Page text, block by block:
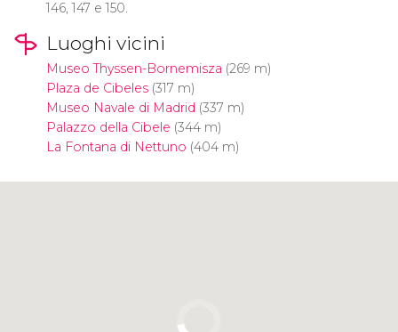
146, 147 e 150.
Luoghi vicini
Museo Thyssen-Bornemisza (269 m)
Plaza de Cibeles(317 m)
Museo Navale di Madrid (337 m)
Palazzo della Cibele (344 m)
La Fontana di Nettuno (404 m)